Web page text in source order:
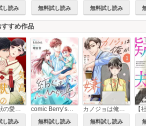
し読み 無料試し読み 無料試し読み
すすめ作品
し読み 無料試し読み 無料試し読み